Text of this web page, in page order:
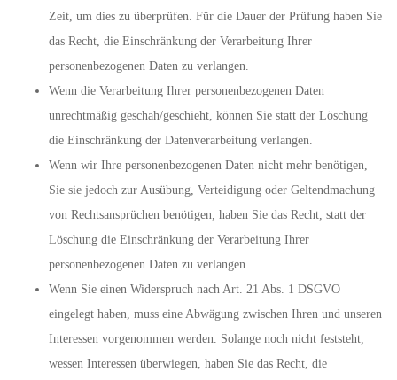
Zeit, um dies zu überprüfen. Für die Dauer der Prüfung haben Sie
das Recht, die Einschränkung der Verarbeitung Ihrer
personenbezogenen Daten zu verlangen.
Wenn die Verarbeitung Ihrer personenbezogenen Daten
unrechtmäßig geschah/geschieht, können Sie statt der Löschung
die Einschränkung der Datenverarbeitung verlangen.
Wenn wir Ihre personenbezogenen Daten nicht mehr benötigen,
Sie sie jedoch zur Ausübung, Verteidigung oder Geltendmachung
von Rechtsansprüchen benötigen, haben Sie das Recht, statt der
Löschung die Einschränkung der Verarbeitung Ihrer
personenbezogenen Daten zu verlangen.
Wenn Sie einen Widerspruch nach Art. 21 Abs. 1 DSGVO
eingelegt haben, muss eine Abwägung zwischen Ihren und unseren
Interessen vorgenommen werden. Solange noch nicht feststeht,
wessen Interessen überwiegen, haben Sie das Recht, die